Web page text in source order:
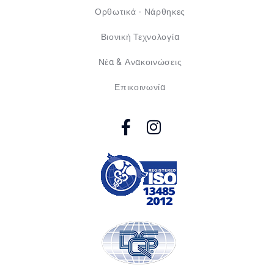
Ορθωτικά - Νάρθηκες
Βιονική Τεχνολογία
Νέα & Ανακοινώσεις
Επικοινωνία